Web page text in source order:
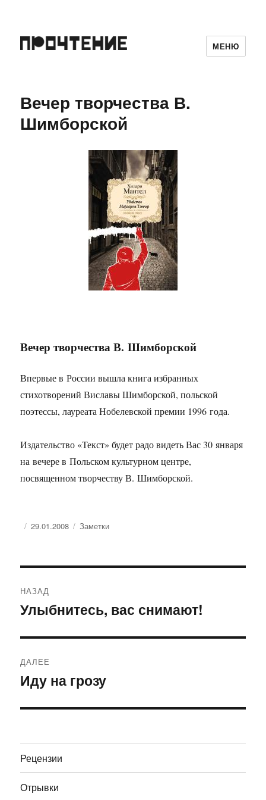
МЕНЮ
Вечер творчества В.
Шимборской
Вечер творчества В. Шимборской
Впервые в России вышла книга избранных
стихотворений Виславы Шимборской, польской
поэтессы, лауреата Нобелевской премии 1996 года.
Издательство «Текст» будет радо видеть Вас 30 января
на вечере в Польском культурном центре,
посвященном творчеству В. Шимборской.
Опубликовано
29.01.2008 Рубрики
Заметки
по
НАЗАД
Предыдущая
Улыбнитесь, вас снимают!
ДАЛЕЕ
Следующая
Иду на грозу
Рецензии
Отрывки